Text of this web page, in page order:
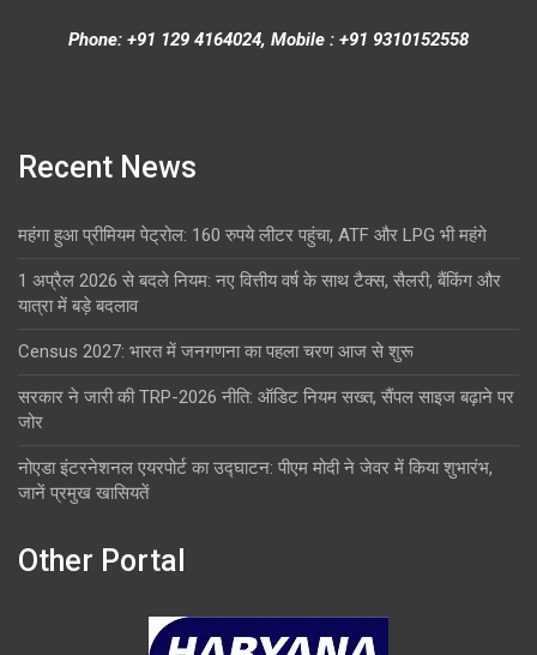
Phone: +91 129 4164024, Mobile : +91 9310152558
Recent News
महंगा हुआ प्रीमियम पेट्रोल: 160 रुपये लीटर पहुंचा, ATF और LPG भी महंगे
1 अप्रैल 2026 से बदले नियम: नए वित्तीय वर्ष के साथ टैक्स, सैलरी, बैंकिंग और
यात्रा में बड़े बदलाव
Census 2027: भारत में जनगणना का पहला चरण आज से शुरू
सरकार ने जारी की TRP-2026 नीति: ऑडिट नियम सख्त, सैंपल साइज बढ़ाने पर
जोर
नोएडा इंटरनेशनल एयरपोर्ट का उद्घाटन: पीएम मोदी ने जेवर में किया शुभारंभ,
जानें प्रमुख खासियतें
Other Portal